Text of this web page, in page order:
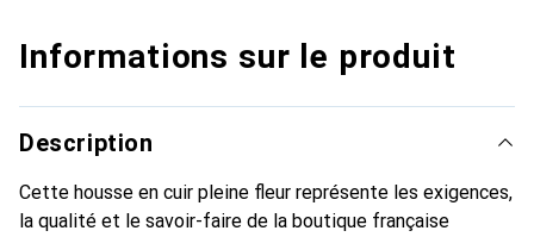
Informations sur le produit
Description
Cette housse en cuir pleine fleur représente les exigences,
la qualité et le savoir-faire de la boutique française